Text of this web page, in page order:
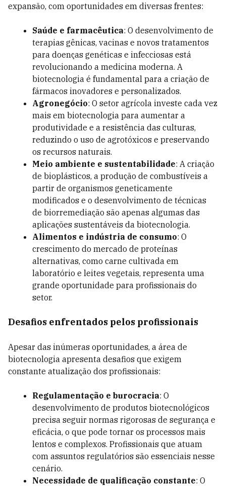
expansão, com oportunidades em diversas frentes:
Saúde e farmacêutica: O desenvolvimento de
terapias gênicas, vacinas e novos tratamentos
para doenças genéticas e infecciosas está
revolucionando a medicina moderna. A
biotecnologia é fundamental para a criação de
fármacos inovadores e personalizados.
Agronegócio: O setor agrícola investe cada vez
mais em biotecnologia para aumentar a
produtividade e a resistência das culturas,
reduzindo o uso de agrotóxicos e preservando
os recursos naturais.
Meio ambiente e sustentabilidade: A criação
de bioplásticos, a produção de combustíveis a
partir de organismos geneticamente
modificados e o desenvolvimento de técnicas
de biorremediação são apenas algumas das
aplicações sustentáveis da biotecnologia.
Alimentos e indústria de consumo: O
crescimento do mercado de proteínas
alternativas, como carne cultivada em
laboratório e leites vegetais, representa uma
grande oportunidade para profissionais do
setor.
Desafios enfrentados pelos profissionais
Apesar das inúmeras oportunidades, a área de
biotecnologia apresenta desafios que exigem
constante atualização dos profissionais:
Regulamentação e burocracia: O
desenvolvimento de produtos biotecnológicos
precisa seguir normas rigorosas de segurança e
eficácia, o que pode tornar os processos mais
lentos e complexos. Profissionais que atuam
com assuntos regulatórios são essenciais nesse
cenário.
Necessidade de qualificação constante: O